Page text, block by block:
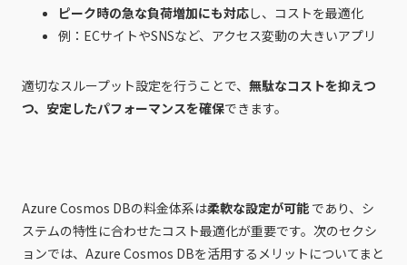
ピーク時の急な負荷増加にも対応し、コストを最適化
例：ECサイトやSNSなど、アクセス変動の大きいアプリ
適切なスループット設定を行うことで、 無駄なコストを抑えつ
つ、安定したパフォーマンスを確保できます。
Azure Cosmos DBの料金体系は柔軟な設定が可能であり、シ
ステムの特性に合わせたコスト最適化が重要です。次のセクシ
ョンでは、Azure Cosmos DBを活用するメリットについてまと